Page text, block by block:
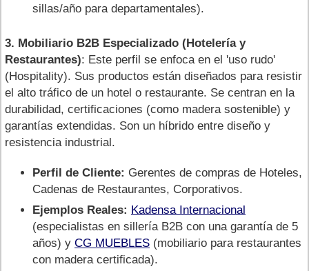
sillas/año para departamentales).
3. Mobiliario B2B Especializado (Hotelería y
Restaurantes): Este perfil se enfoca en el 'uso rudo'
(Hospitality). Sus productos están diseñados para resistir
el alto tráfico de un hotel o restaurante. Se centran en la
durabilidad, certificaciones (como madera sostenible) y
garantías extendidas. Son un híbrido entre diseño y
resistencia industrial.
Perfil de Cliente: Gerentes de compras de Hoteles,
Cadenas de Restaurantes, Corporativos.
Ejemplos Reales: Kadensa Internacional
(especialistas en sillería B2B con una garantía de 5
años) y CG MUEBLES (mobiliario para restaurantes
con madera certificada).